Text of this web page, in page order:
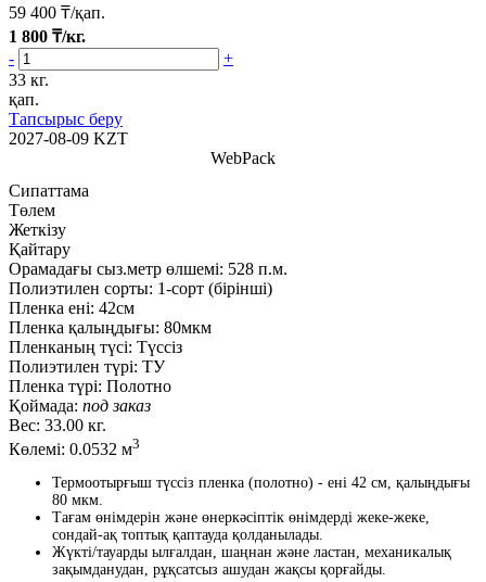
59 400 ₸/қап.
1 800 ₸/кг.
-
+
33 кг.
қап.
Тапсырыс беру
2027-08-09 KZT
WebPack
Сипаттама
Төлем
Жеткізу
Қайтару
Орамадағы сыз.метр өлшемі: 528 п.м.
Полиэтилен сорты: 1-сорт (бірінші)
Пленка ені: 42см
Пленка қалыңдығы: 80мкм
Пленканың түсі: Түссіз
Полиэтилен түрі: ТУ
Пленка түрі: Полотно
Қоймада: под заказ
Вес: 33.00 кг.
Көлемі: 0.0532 м3
Термоотырғыш түссіз пленка (полотно) - ені 42 см, қалыңдығы
80 мкм.
Тағам өнімдерін және өнеркәсіптік өнімдерді жеке-жеке,
сондай-ақ топтық қаптауда қолданылады.
Жүкті/тауарды ылғалдан, шаңнан және ластан, механикалық
зақымданудан, рұқсатсыз ашудан жақсы қорғайды.